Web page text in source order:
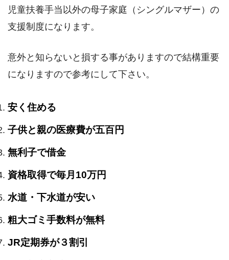
児童扶養手当以外の母子家庭（シングルマザー）の
支援制度になります。
意外と知らないと損する事がありますので結構重要
になりますので参考にして下さい。
安く住める
子供と親の医療費が五百円
無利子で借金
資格取得で毎月10万円
水道・下水道が安い
粗大ゴミ手数料が無料
JR定期券が３割引